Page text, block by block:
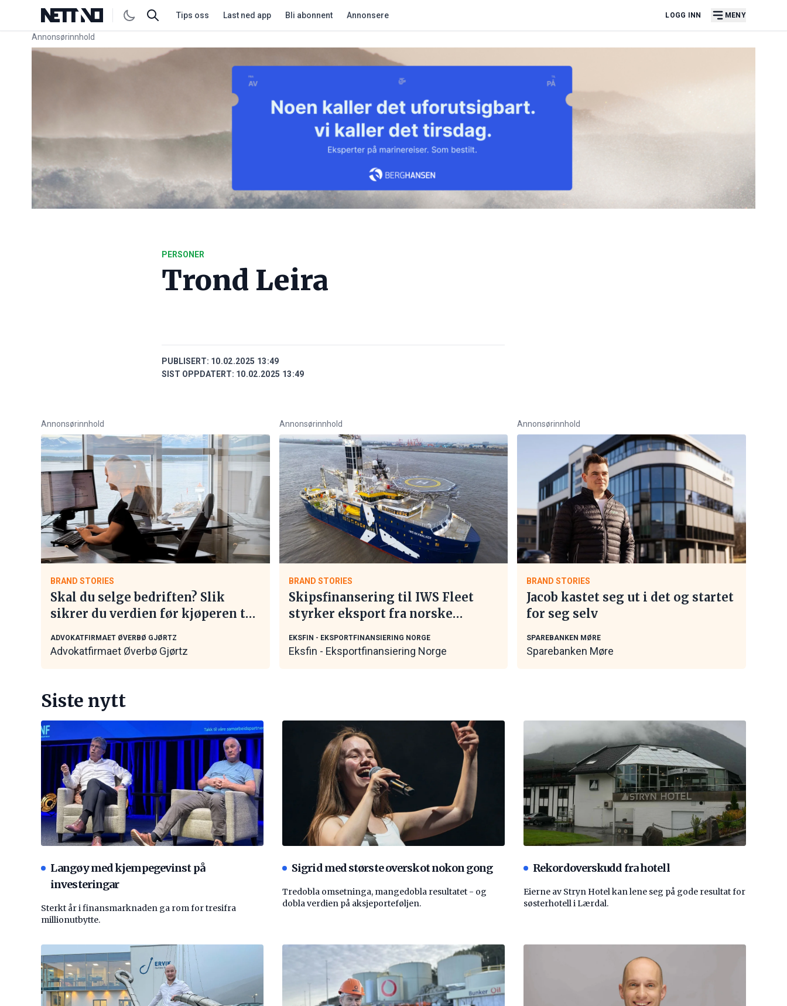
Tips oss Last ned app Bli abonnent Annonsere LOGG INN MENY
Annonsørinnhold
Link for annonse
PERSONER
Trond Leira
PUBLISERT: 10.02.2025 13:49
SIST OPPDATERT: 10.02.2025 13:49
Annonsørinnhold
BRAND STORIES
Skal du selge bedriften? Slik
sikrer du verdien før kjøperen tar
ADVOKATFIRMAET ØVERBØ GJØRTZ
Advokatfirmaet Øverbø Gjørtz
Annonsørinnhold
BRAND STORIES
Skipsfinansering til IWS Fleet
styrker eksport fra norske
EKSFIN - EKSPORTFINANSIERING NORGE
Eksfin - Eksportfinansiering Norge
Annonsørinnhold
BRAND STORIES
Jacob kastet seg ut i det og startet
for seg selv
SPAREBANKEN MØRE
Sparebanken Møre
Siste nytt
Langøy med kjempegevinst på
investeringar
Sterkt år i finansmarknaden ga rom for tresifra
millionutbytte.
Sigrid med største overskot nokon gong
Tredobla omsetninga, mangedobla resultatet - og
dobla verdien på aksjeporteføljen.
Rekordoverskudd fra hotell
Eierne av Stryn Hotel kan lene seg på gode resultat for
søsterhotell i Lærdal.